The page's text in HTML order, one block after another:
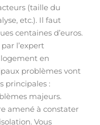
(taille du
etc.). Il faut
centaines d’euros.
l’expert
en
problèmes vont
principales :
majeurs.
amené à constater
Vous